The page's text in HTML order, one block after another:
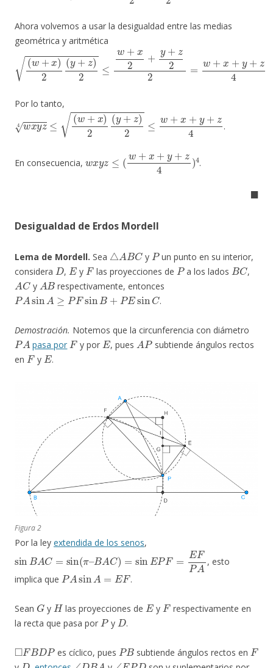
Ahora volvemos a usar la desigualdad entre las medias
geométrica y aritmética
w +x) 2(y+ )2≤w+x y+z22= w +x+y+
Por lo tanto,
xyz4≤ x )2( y+ z)2 ≤w+ x+ 4
.
En consecuencia,
w+x +y+ z4 )4
.
◼
Desigualdad de Erdos Mordell
Lema de Mordell. Sea
△ ABC
y
P
un punto en su interior,
considera
D
,
E
y
F
las proyecciones de
P
a los lados
BC
,
AC
y
AB
respectivamente, entonces
PAsinA≥ PFsinB+PEsinC
.
Demostración. Notemos que la circunferencia con diámetro
PA
pasa por
F
y por
E
, pues
AP
subtiende ángulos rectos
en
F
y
E
.
Figura 2
Por la ley extendida de los senos,
sin BA C= (π – AC = sin F EFPA
, esto
implica que
PA sin =
.
Sean
G
y
H
las proyecciones de
E
y
F
respectivamente en
la recta que pasa por
P
y
D
.
◻FBDP
es cíclico, pues
PB
subtiende ángulos rectos en
F
D ∠DBA ∠FPD